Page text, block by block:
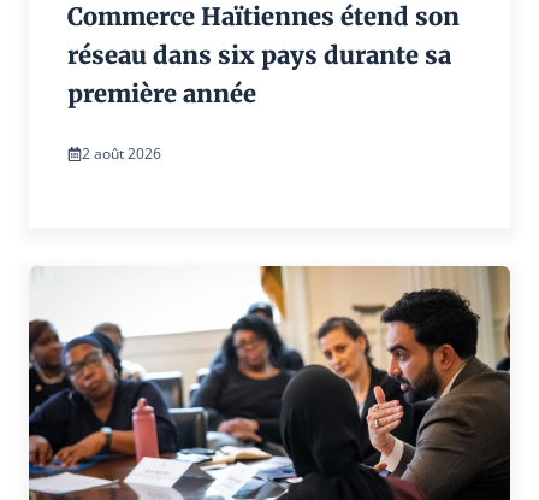
Commerce Haïtiennes étend son
réseau dans six pays durante sa
première année
2 août 2026